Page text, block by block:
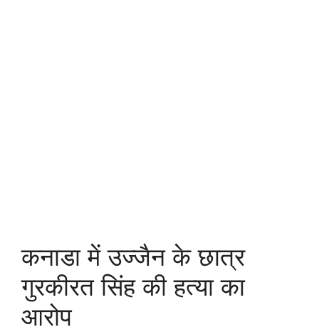
कनाडा में उज्जैन के छात्र
गुरकीरत सिंह की हत्या का
आरोप